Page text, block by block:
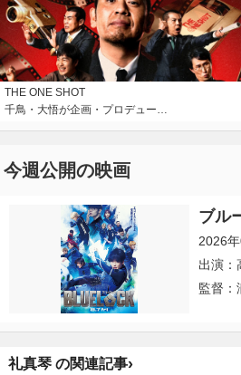
THE ONE SHOT
千鳥・大悟が企画・プロデュー…
今週公開の映画
ブル
2026
出演：
監督：
礼真琴 の関連記事›